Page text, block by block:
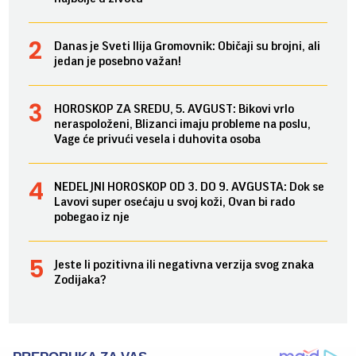
Danas je Sveti Ilija Gromovnik: Običaji su brojni, ali
jedan je posebno važan!
HOROSKOP ZA SREDU, 5. AVGUST: Bikovi vrlo
neraspoloženi, Blizanci imaju probleme na poslu,
Vage će privući vesela i duhovita osoba
NEDELJNI HOROSKOP OD 3. DO 9. AVGUSTA: Dok se
Lavovi super osećaju u svoj koži, Ovan bi rado
pobegao iz nje
Jeste li pozitivna ili negativna verzija svog znaka
Zodijaka?